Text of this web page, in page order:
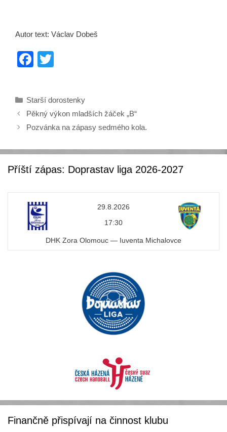
Autor text: Václav Dobeš
F
e
b
o
k
er
Rubriky
Starší dorostenky
Pěkný výkon mladších žáček „B“
Pozvánka na zápasy sedmého kola.
Příští zápas: Doprastav liga 2026-2027
29.8.2026
17:30
DHK Zora Olomouc — Iuventa Michalovce
Finančně přispívají na činnost klubu